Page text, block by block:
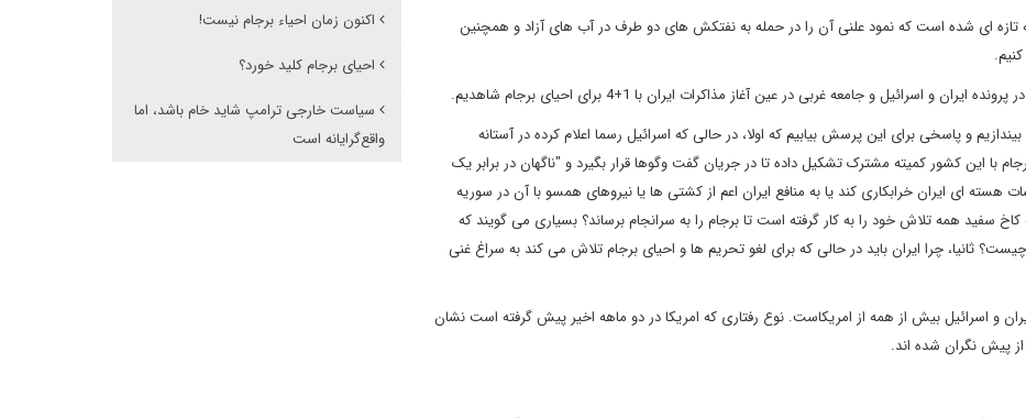
تازه ای شده است که نمود علنی آن را در حمله به نفتکش های دو طرف در آب های آزاد و همچنین
و جامعه غربی در عین آغاز مذاکرات ایران با 1+4 برای احیای برجام شاهدیم.
و پاسخی برای این پرسش بیابیم که اولا، در حالی که اسرائیل رسما اعلام کرده در آستانه
با این کشور کمیته مشترک تشکیل داده تا در جریان گفت وگوها قرار بگیرد و "ناگهان در برابر یک
هسته ای ایران خرابکاری کند یا به منافع ایران اعم از کشتی ها یا نیروهای همسو با آن در سوریه
سفید همه تلاش خود را به کار گرفته است تا برجام را به سرانجام برساند؟ بسیاری می گویند که
ثانیا، چرا ایران باید در حالی که برای لغو تحریم ها و احیای برجام تلاش می کند به سراغ غنی
ایران و اسرائیل بیش از همه از امریکاست. نوع رفتاری که امریکا در دو ماهه اخیر پیش گرفته است نشان
پیش نگران شده اند.
اکنون زمان احیاء برجام نیست!
احیای برجام کلید خورد؟
سیاست خارجی ترامپ شاید خام باشد، اما
واقع‌گرایانه است